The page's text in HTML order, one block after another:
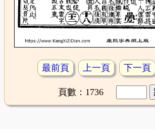
最前頁 上一頁 下一頁
頁數：1736